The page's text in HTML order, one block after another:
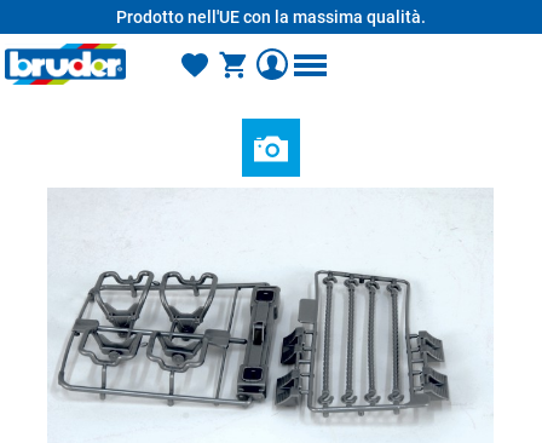
Prodotto nell'UE con la massima qualità.